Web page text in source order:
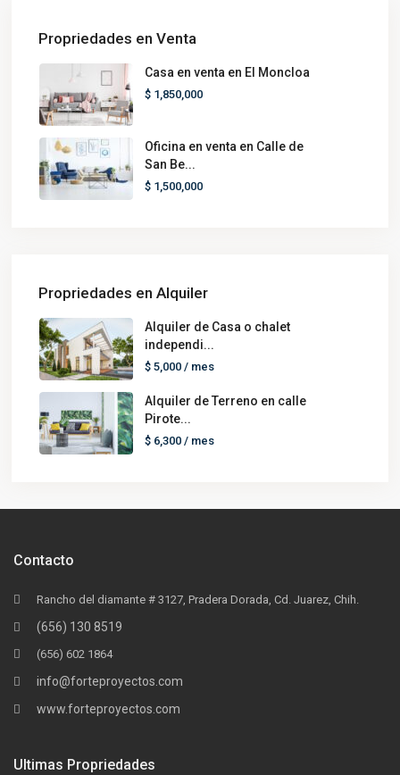
Propriedades en Venta
Casa en venta en El Moncloa
$ 1,850,000
Oficina en venta en Calle de
San Be...
$ 1,500,000
Propriedades en Alquiler
Alquiler de Casa o chalet
independi...
$ 5,000/ mes
Alquiler de Terreno en calle
Pirote...
$ 6,300/ mes
Contacto
Rancho del diamante # 3127, Pradera Dorada, Cd. Juarez, Chih.
(656) 130 8519
(656) 602 1864
info@forteproyectos.com
www.forteproyectos.com
Ultimas Propriedades